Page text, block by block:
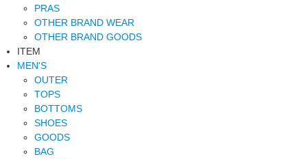
PRAS
OTHER BRAND WEAR
OTHER BRAND GOODS
ITEM
MEN'S
OUTER
TOPS
BOTTOMS
SHOES
GOODS
BAG